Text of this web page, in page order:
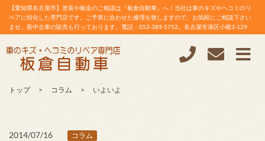
【愛知県名古屋市】塗装や板金のご相談は『板倉自動車』へ！当社は車のキズやヘコミのリ
ペアに特化した専門店です。ご予算に合わせた修理を致しますので、お気軽にご相談下さい
ませ。新中古車の販売も行っております。電話：052-389-5752。名古屋市港区小碓3-129
トップ コラム いよいよ
2014/07/16 コラム